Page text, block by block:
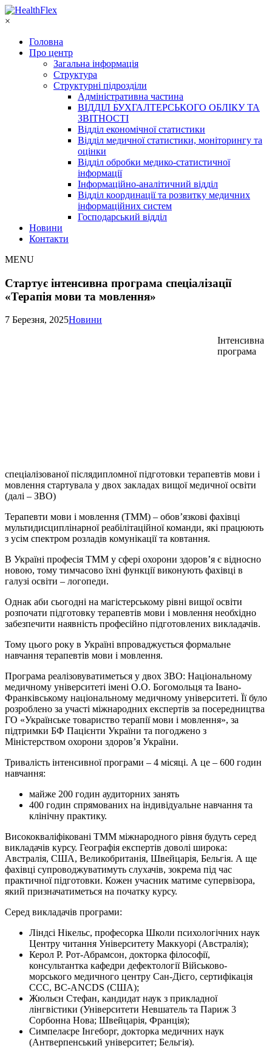
×
Головна
Про центр
Загальна інформація
Структура
Структурні підрозділи
Адміністративна частина
ВІДДІЛ БУХГАЛТЕРСЬКОГО ОБЛІКУ ТА
ЗВІТНОСТІ
Відділ економічної статистики
Відділ медичної статистики, моніторингу та
оцінки
Відділ обробки медико-статистичної
інформації
Інформаційно-аналітичний відділ
Відділ координації та розвитку медичних
інформаційних систем
Господарський відділ
Новини
Контакти
MENU
Стартує інтенсивна програма спеціалізації
«Терапія мови та мовлення»
7 Березня, 2025Новини
Інтенсивна
програма
спеціалізованої післядипломної підготовки терапевтів мови і
мовлення стартувала у двох закладах вищої медичної освіти
(далі – ЗВО)
Терапевти мови і мовлення (ТММ) – обов’язкові фахівці
мультидисциплінарної реабілітаційної команди, які працюють
з усім спектром розладів комунікації та ковтання.
В Україні професія ТММ у сфері охорони здоров’я є відносно
новою, тому тимчасово їхні функції виконують фахівці в
галузі освіти – логопеди.
Однак аби сьогодні на магістерському рівні вищої освіти
розпочати підготовку терапевтів мови і мовлення необхідно
забезпечити наявність професійно підготовлених викладачів.
Тому цього року в Україні впроваджується формальне
навчання терапевтів мови і мовлення.
Програма реалізовуватиметься у двох ЗВО: Національному
медичному університеті імені О.О. Богомольця та Івано-
Франківському національному медичному університеті. Її було
розроблено за участі міжнародних експертів за посередництва
ГО «Українське товариство терапії мови і мовлення», за
підтримки БФ Пацієнти України та погоджено з
Міністерством охорони здоров’я України.
Тривалість інтенсивної програми – 4 місяці. А це – 600 годин
навчання:
майже 200 годин аудиторних занять
400 годин спрямованих на індивідуальне навчання та
клінічну практику.
Висококваліфіковані ТММ міжнародного рівня будуть серед
викладачів курсу. Географія експертів доволі широка:
Австралія, США, Великобританія, Швейцарія, Бельгія. А ще
фахівці супроводжуватимуть слухачів, зокрема під час
практичної підготовки. Кожен учасник матиме супервізора,
який призначатиметься на початку курсу.
Серед викладачів програми:
Ліндсі Нікельс, професорка Школи психологічних наук
Центру читання Університету Маккуорі (Австралія);
Керол Р. Рот-Абрамсон, докторка філософії,
консультантка кафедри дефектології Військово-
морського медичного центру Сан-Дієго, сертифікація
CCC, BC-ANCDS (США);
Жюльєн Стефан, кандидат наук з прикладної
лінгвістики (Університети Невшатель та Париж 3
Сорбонна Нова; Швейцарія, Франція);
Симпелаєре Інгеборг, докторка медичних наук
(Антверпенський університет; Бельгія).